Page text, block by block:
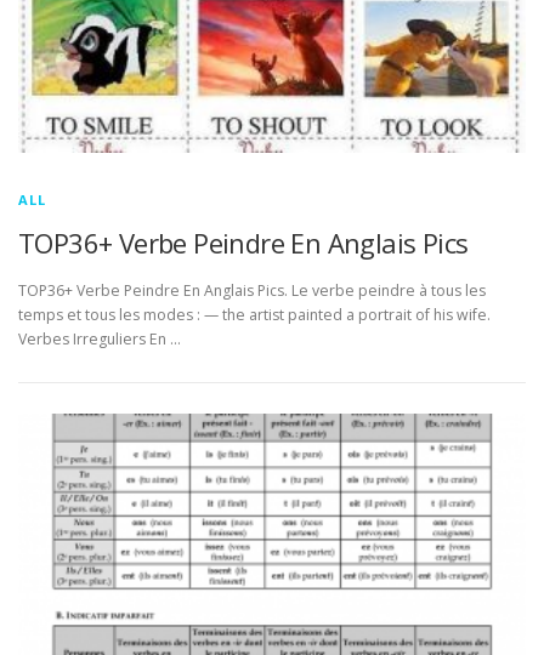
ALL
TOP36+ Verbe Peindre En Anglais Pics
TOP36+ Verbe Peindre En Anglais Pics. Le verbe peindre à tous les
temps et tous les modes : — the artist painted a portrait of his wife.
Verbes Irreguliers En …